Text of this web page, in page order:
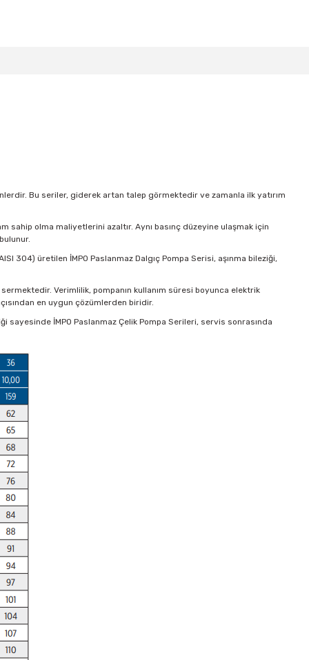
Bu seriler, giderek artan talep görmektedir ve zamanla ilk yatırım
sahip olma maliyetlerini azaltır. Aynı basınç düzeyine ulaşmak için
304) üretilen İMPO Paslanmaz Dalgıç Pompa Serisi, aşınma bileziği,
Verimlilik, pompanın kullanım süresi boyunca elektrik
en uygun çözümlerden biridir.
sayesinde İMPO Paslanmaz Çelik Pompa Serileri, servis sonrasında